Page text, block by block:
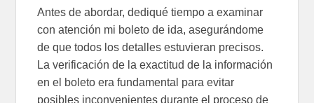
Antes de abordar, dediqué tiempo a examinar
con atención mi boleto de ida, asegurándome
de que todos los detalles estuvieran precisos.
La verificación de la exactitud de la información
en el boleto era fundamental para evitar
posibles inconvenientes durante el proceso de